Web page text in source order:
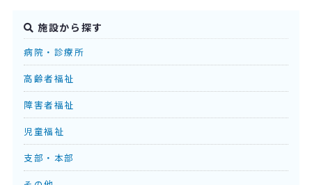
施設から探す
病院・診療所
高齢者福祉
障害者福祉
児童福祉
支部・本部